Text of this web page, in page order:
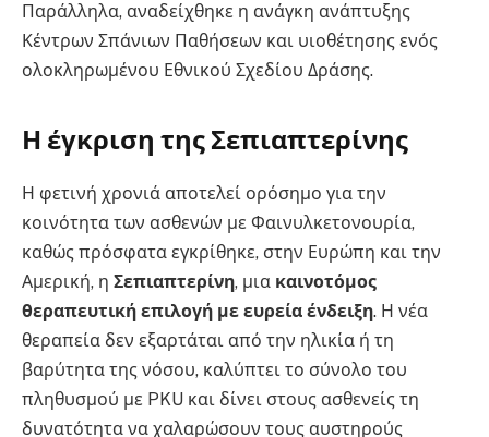
Παράλληλα, αναδείχθηκε η ανάγκη ανάπτυξης
Κέντρων Σπάνιων Παθήσεων και υιοθέτησης ενός
ολοκληρωμένου Εθνικού Σχεδίου Δράσης.
Η έγκριση της Σεπιαπτερίνης
Η φετινή χρονιά αποτελεί ορόσημο για την
κοινότητα των ασθενών με Φαινυλκετονουρία,
καθώς πρόσφατα εγκρίθηκε, στην Ευρώπη και την
Αμερική, η Σεπιαπτερίνη, μια καινοτόμος
θεραπευτική επιλογή με ευρεία ένδειξη. Η νέα
θεραπεία δεν εξαρτάται από την ηλικία ή τη
βαρύτητα της νόσου, καλύπτει το σύνολο του
πληθυσμού με PKU και δίνει στους ασθενείς τη
δυνατότητα να χαλαρώσουν τους αυστηρούς